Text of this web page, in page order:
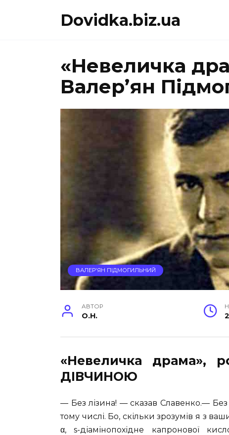
Dovidka.biz.ua
«Невеличка
Валер’ян
ВАЛЕР'ЯН ПІДМОГИЛЬНИЙ
АВТОР
O.H.
«Невеличка драма»,
ДІВЧИНОЮ
— Без лізина! — сказав Славенко.—
тому числі. Бо, скільки зрозумів я з
α, s-діамінопохідне капронової